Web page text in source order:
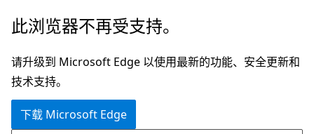
跳
主
要
内
此浏览器不再受支持。
请升级到 Microsoft Edge 以使用最新的功能、安全更新和
技术支持。
下载 Microsoft Edge